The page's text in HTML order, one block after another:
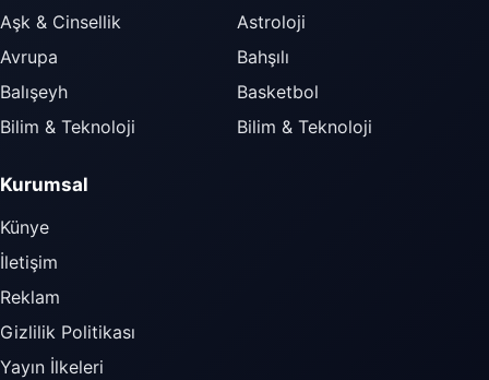
Aşk & Cinsellik
Astroloji
Avrupa
Bahşılı
Balışeyh
Basketbol
Bilim & Teknoloji
Bilim & Teknoloji
Kurumsal
Künye
İletişim
Reklam
Gizlilik Politikası
Yayın İlkeleri